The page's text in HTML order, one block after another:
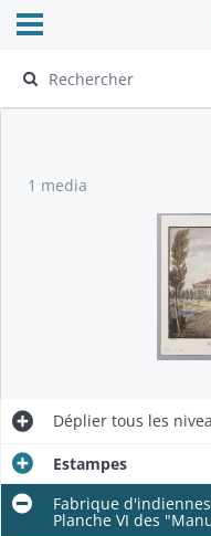
Ouvrir le menu déroulant
1 media
Déplier tous les
Estampes
Fabrique
Planche VI des